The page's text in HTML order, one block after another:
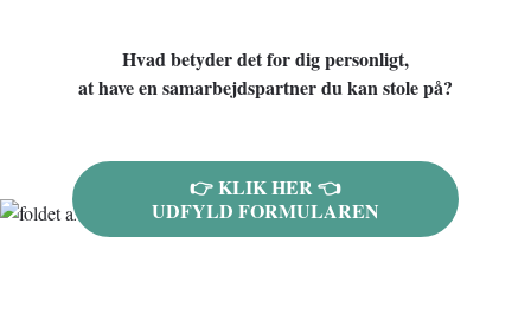
Hvad betyder det for dig personligt,
at have en samarbejdspartner du kan stole på?
👉 KLIK HER 👈
UDFYLD FORMULAREN